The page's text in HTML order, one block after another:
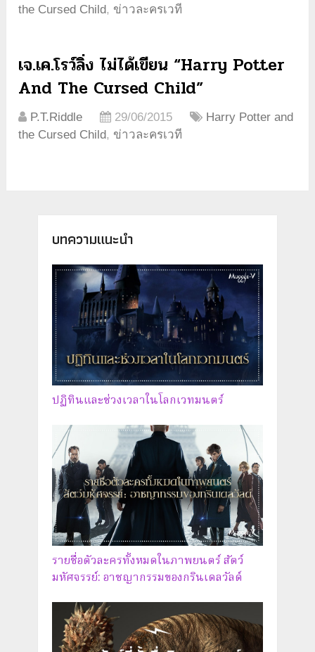
the Cursed Child, ข่าวละครเวที
เจ.เค.โรว์ลิ่ง ไม่ได้เขียน “Harry Potter
And The Cursed Child”
P.T.Riddle 29/06/2015
Harry Potter and
the Cursed Child, ข่าวละครเวที
บทความแนะนำ
ปฏิทินและช่วงเวลาในโลกเวทมนตร์
รายชื่อตัวละครทั้งหมดในภาพยนตร์ สัตว์
มหัศจรรย์: อาชญากรรมของกรินเดลวัลด์